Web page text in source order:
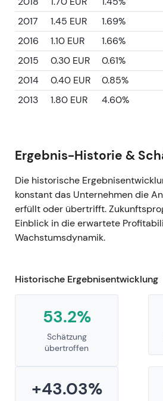
2017
1.45 EUR
1.69%
2016
1.10 EUR
1.66%
2015
0.30 EUR
0.61%
2014
0.40 EUR
0.85%
2013
1.80 EUR 4.60%
Ergebnis-Historie &
Die historische
konstant das Unternehmen die
erfüllt oder übertrifft.
Einblick in die erwartete
Wachstumsdynamik.
Historische Ergebnisentwicklung
53.2%
Schätzung
übertroffen
+43.03%